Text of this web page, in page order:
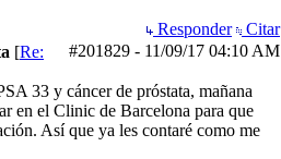
Responder
Citar
#201829 - 11/09/17 04:10 AM
[Re:
33 y cáncer de próstata, mañana
en el Clinic de Barcelona para que
Así que ya les contaré como me